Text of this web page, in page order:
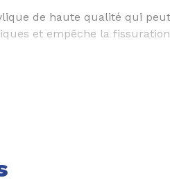
de haute qualité qui
et empêche la